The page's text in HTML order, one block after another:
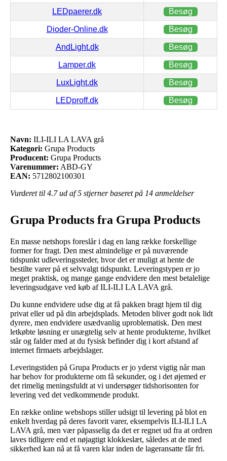
LEDpaerer.dk Besøg
Dioder-Online.dk Besøg
AndLight.dk Besøg
Lamper.dk Besøg
LuxLight.dk Besøg
LEDproff.dk Besøg
Navn: ILI-ILI LA LAVA grå
Kategori: Grupa Products
Producent: Grupa Products
Varenummer: ABD-GY
EAN: 5712802100301
Vurderet til 4.7ud af 5 stjerner baseret på 14 anmeldelser
Grupa Products fra Grupa Products
En masse netshops foreslår i dag en lang række forskellige
former for fragt. Den mest almindelige er på nuværende
tidspunkt udleveringssteder, hvor det er muligt at hente de
bestilte varer på et selvvalgt tidspunkt. Leveringstypen er jo
meget praktisk, og mange gange endvidere den mest betalelige
leveringsudgave ved køb af ILI-ILI LA LAVA grå.
Du kunne endvidere udse dig at få pakken bragt hjem til dig
privat eller ud på din arbejdsplads. Metoden bliver godt nok lidt
dyrere, men endvidere usædvanlig uproblematisk. Den mest
letkøbte løsning er unægtelig selv at hente produkterne, hvilket
står og falder med at du fysisk befinder dig i kort afstand af
internet firmaets arbejdslager.
Leveringstiden på Grupa Products er jo yderst vigtig når man
har behov for produkterne om få sekunder, og i det øjemed er
det rimelig meningsfuldt at vi undersøger tidshorisonten for
levering ved det vedkommende produkt.
En række online webshops stiller udsigt til levering på blot en
enkelt hverdag på deres favorit varer, eksempelvis ILI-ILI LA
LAVA grå, men vær påpasselig da det er regnet ud fra at ordren
laves tidligere end et nøjagtigt klokkeslæt, således at de med
sikkerhed kan nå at få varen klar inden de lageransatte får fri.